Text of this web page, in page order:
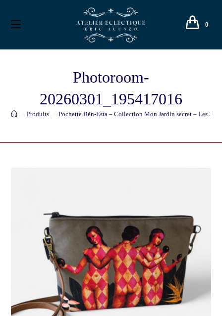
0
Photoroom-
20260301_195417016
Produits Pochette Bèn-Esta – Collection Mon Jardin secret – Les 3